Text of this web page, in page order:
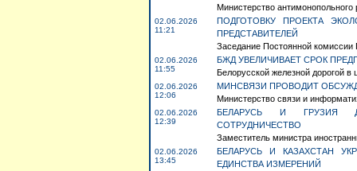
Министерство антимонопольного
02.06.2026
11:21
ПОДГОТОВКУ ПРОЕКТА
ПРЕДСТАВИТЕЛЕЙ
Заседание Постоянной комиссии
02.06.2026
11:55
БЖД УВЕЛИЧИВАЕТ СРОК
Белорусской железной дорогой
02.06.2026
12:06
МИНСВЯЗИ ПРОВОДИТ
Министерство связи и
02.06.2026
12:39
БЕЛАРУСЬ И ГРУЗИЯ
СОТРУДНИЧЕСТВО
Заместитель министра
02.06.2026
13:45
БЕЛАРУСЬ И КАЗАХСТАН
ЕДИНСТВА ИЗМЕРЕНИЙ